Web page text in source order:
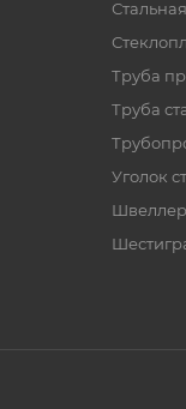
Труба
Труба
Уголок
Швеллер